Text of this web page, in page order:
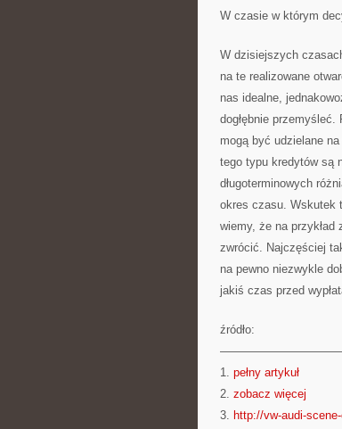
W czasie w którym
W dzisiejszych
na te realizowane
nas idealne,
dogłębnie
mogą być udzielane
tego typu kredytów są
długoterminowych
okres czasu. Wskutek
wiemy, że na
zwrócić. Najczęściej
na pewno niezwykle
jakiś czas przed
źródło:
1. pełny artykuł
2. zobacz więcej
3. http://vw-audi-